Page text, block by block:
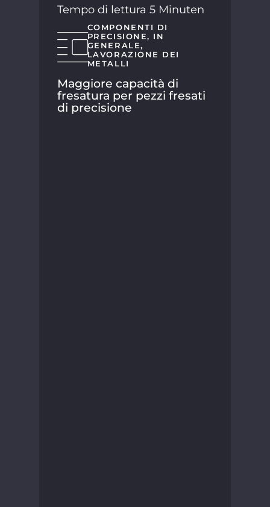
Tempo di lettura 5 Minuten
COMPONENTI DI
PRECISIONE, IN
GENERALE,
LAVORAZIONE DEI
METALLI
Maggiore capacità di
fresatura per pezzi fresati
di precisione